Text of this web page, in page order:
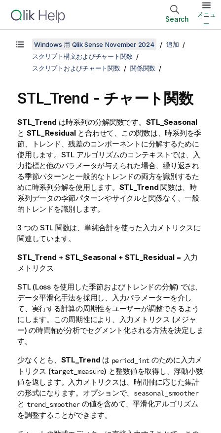
Search
メニュ
ー
Windows 用 Qlik Sense November 2024
追加
スクリプト構文およびチャート関数
スクリプトおよびチャート関数
関係関数
STL_Trend - チャート関数
STL_Trend は時系列の分解関数です。 STL_Seasonal
と STL_Residualと合わせて、この関数は、時系列を季
節、トレンド、残差のコンポーネントに分解するために
使用します。STL アルゴリズムのコンテキストでは、入
力指標と他のパラメータが与えられた場合、繰り返され
る季節パターンと一般的なトレンドの両方を識別するた
めに時系列分解を使用します。 STL_Trend 関数は、時
系列データの季節パターンやサイクルと関係なく、一般
的トレンドを識別します。
3 つの STL 関数は、単純合計を使った入力メトリクスに
関連しています。
STL_Trend + STL_Seasonal +STL_Residual= 入力
メトリクス
STL (Loss を使用した季節およびトレンドの分解) では、
データ平滑化手法を採用し、入力パラメーターを介し
て、実行する計算の周期性をユーザーが調整できるよう
にします。この周期性により、入力メトリクス (メジャ
ー) の時間軸が分析でセグメント化される方法を決定しま
す。
少なくとも、 STL_Trend は period_int のために入力メ
トリクス (target_measure) と整数値を取得し、浮動小数
値を返します。入力メトリクスは、時間軸に応じた集計
の形式になります。オプションで、 seasonal_smoother
と trend_smoother の値を含めて、平滑化アルゴリズム
を調整することができます。